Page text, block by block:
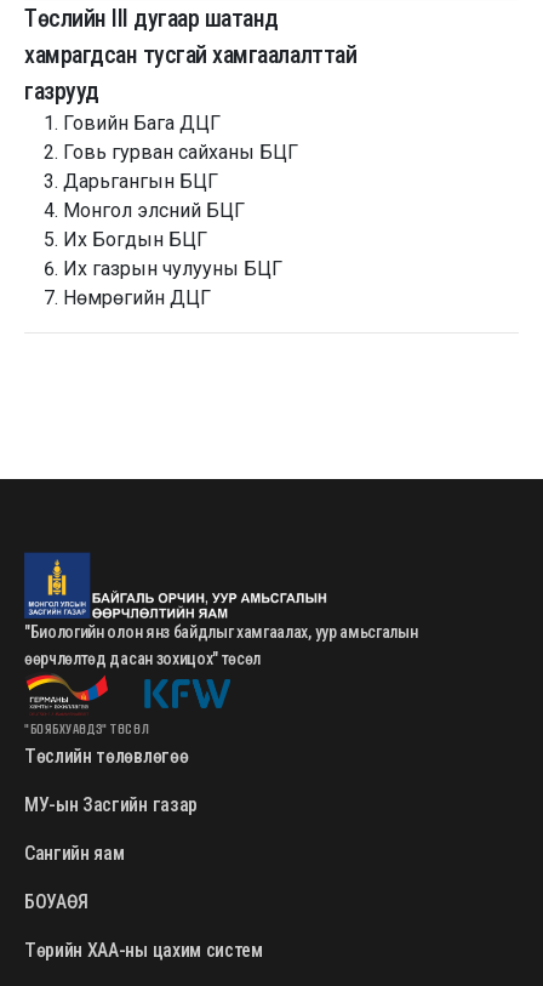
Төслийн III дугаар шатанд
хамрагдсан тусгай хамгаалалттай
газрууд
Говийн Бага ДЦГ
Говь гурван сайханы БЦГ
Дарьгангын БЦГ
Монгол элсний БЦГ
Их Богдын БЦГ
Их газрын чулууны БЦГ
Нөмрөгийн ДЦГ
"Биологийн олон янз байдлыг хамгаалах, уур амьсгалын
өөрчлөлтөд дасан зохицох" төсөл
"БОЯБХУАӨДЗ" ТӨСӨЛ
Төслийн төлөвлөгөө
МУ-ын Засгийн газар
Сангийн яам
БОУАӨЯ
Төрийн ХАА-ны цахим систем